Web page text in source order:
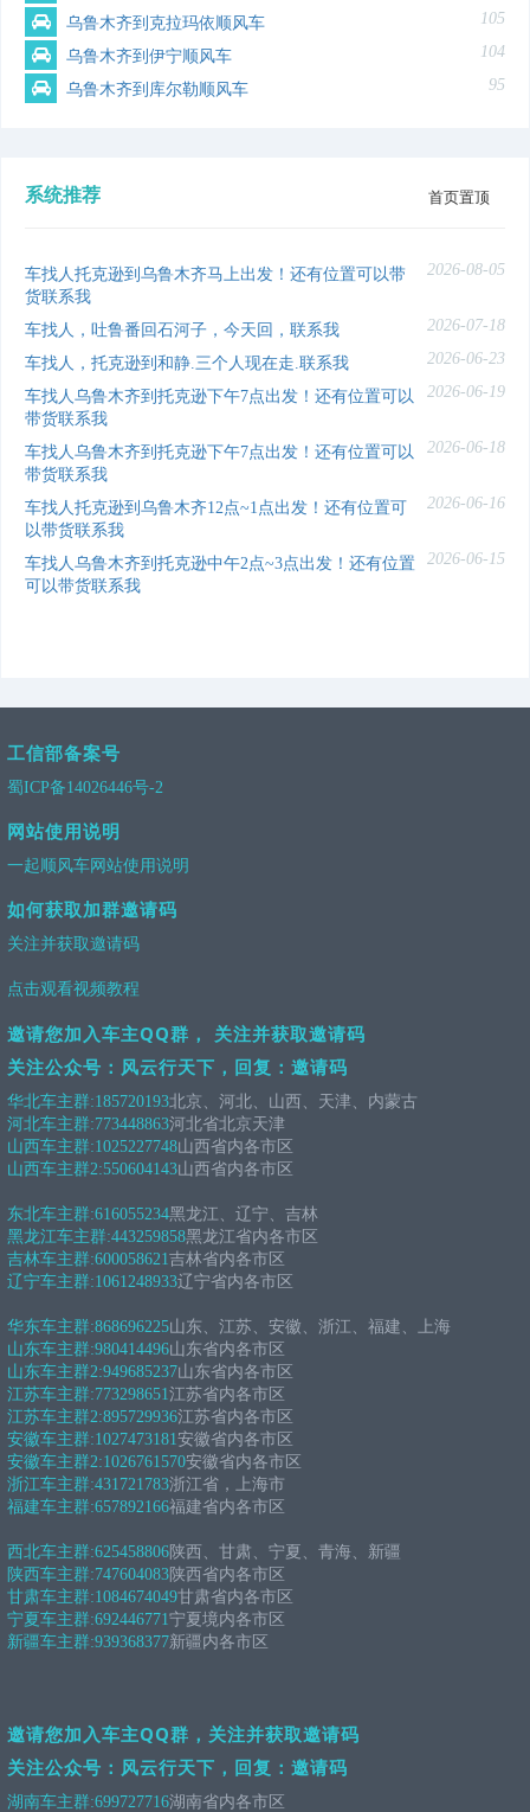
乌鲁木齐到克拉玛依顺风车 105
乌鲁木齐到伊宁顺风车 104
乌鲁木齐到库尔勒顺风车 95
系统推荐 首页置顶
车找人托克逊到乌鲁木齐马上出发！还有位置可以带
货联系我
2026-08-05
车找人，吐鲁番回石河子，今天回，联系我 2026-07-18
车找人，托克逊到和静.三个人现在走.联系我 2026-06-23
车找人乌鲁木齐到托克逊下午7点出发！还有位置可以
带货联系我
2026-06-19
车找人乌鲁木齐到托克逊下午7点出发！还有位置可以
带货联系我
2026-06-18
车找人托克逊到乌鲁木齐12点~1点出发！还有位置可
以带货联系我
2026-06-16
车找人乌鲁木齐到托克逊中午2点~3点出发！还有位置
可以带货联系我
2026-06-15
工信部备案号
蜀ICP备14026446号-2
网站使用说明
一起顺风车网站使用说明
如何获取加群邀请码
关注并获取邀请码
点击观看视频教程
邀请您加入车主QQ群， 关注并获取邀请码
关注公众号：风云行天下，回复：邀请码
华北车主群:185720193北京、河北、山西、天津、内蒙古
河北车主群:773448863河北省北京天津
山西车主群:1025227748山西省内各市区
山西车主群2:550604143山西省内各市区
东北车主群:616055234黑龙江、辽宁、吉林
黑龙江车主群:443259858黑龙江省内各市区
吉林车主群:600058621吉林省内各市区
辽宁车主群:1061248933辽宁省内各市区
华东车主群:868696225山东、江苏、安徽、浙江、福建、上海
山东车主群:980414496山东省内各市区
山东车主群2:949685237山东省内各市区
江苏车主群:773298651江苏省内各市区
江苏车主群2:895729936江苏省内各市区
安徽车主群:1027473181安徽省内各市区
安徽车主群2:1026761570安徽省内各市区
浙江车主群:431721783浙江省，上海市
福建车主群:657892166福建省内各市区
西北车主群:625458806陕西、甘肃、宁夏、青海、新疆
陕西车主群:747604083陕西省内各市区
甘肃车主群:1084674049甘肃省内各市区
宁夏车主群:692446771宁夏境内各市区
新疆车主群:939368377新疆内各市区
邀请您加入车主QQ群，关注并获取邀请码
关注公众号：风云行天下，回复：邀请码
湖南车主群:699727716湖南省内各市区